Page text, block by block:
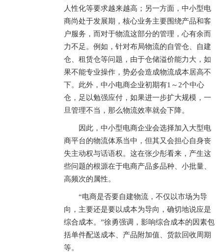
人性化等要求越来越高；另一方面，中小型电
商尚处于发展期，核心业务主要围绕产品和客
户服务，而对于物流这部分的管理，心有余而
力不足。例如，针对布局物流的自管仓、自建
仓、租赁仓等问题，由于仓储溢价能力大，如
果不能专业操作，势必会造成物流成本居高不
下。此外，中小电商企业初期有1～2个中心
仓，足以勉强应付，如果进一步扩大规模，一
旦管理不当，那么物流效率就会下降。
因此，中小型电商企业会选择加入大型电
商平台的物流体系当中，但其又会担心自身丧
失主动权与话语权。这在张少彤看来，产生这
些问题的根源在于电商产品多品种、小批量、
高频次的属性。
“电商是否要自建物流，不仅以市场为导
向，主要还是要以成本为导向，确切地说应是
综合成本。”徐勇强调，影响综合成本的因素包
括单件配送成本、产品附加值、货款回收周期
等。